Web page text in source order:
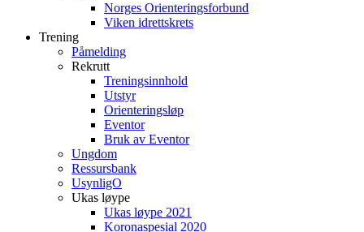
Norges Orienteringsforbund
Viken idrettskrets
Trening
Påmelding
Rekrutt
Treningsinnhold
Utstyr
Orienteringsløp
Eventor
Bruk av Eventor
Ungdom
Ressursbank
UsynligO
Ukas løype
Ukas løype 2021
Koronaspesial 2020